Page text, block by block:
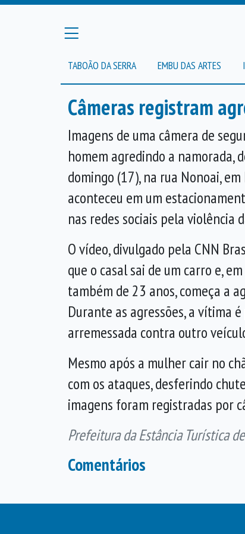
TABOÃO DA SERRA EMBU DAS ARTES
Câmeras registram
Imagens de uma câmera de
homem agredindo a namorada,
domingo (17), na rua Nonoai, em
aconteceu em um
nas redes sociais pela violência
O vídeo, divulgado pela CNN
que o casal sai de um carro e,
também de 23 anos, começa a
Durante as agressões, a vítima
arremessada contra outro
Mesmo após a mulher cair no
com os ataques, desferindo
imagens foram registradas por
Prefeitura da Estância Turística
Comentários